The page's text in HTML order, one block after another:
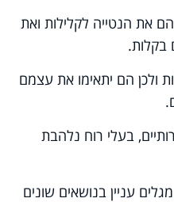
את הנטייה לקלילות ואת
בקלות.
ולכן הם יתאימו את עצמם
בעלי רוח נלהבת
עניין בנושאים שונים